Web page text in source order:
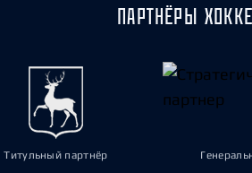
ПАРТНЁРЫ
Титульный партнёр